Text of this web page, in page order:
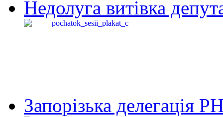
Недолуга витівка
Запорізька делегація